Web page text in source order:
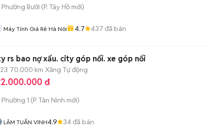
Phường Bưởi (P. Tây Hồ mới)
Máy Tính Giá Rẻ Hà Nôi 4.7 437 đã bán
rs bao nợ xấu. city góp nối. xe góp nối
70.000 km Xăng Tự động
đ
Phường 1 (P. Tân Ninh mới)
LÂM TUẤN VINH4.9 34đã bán